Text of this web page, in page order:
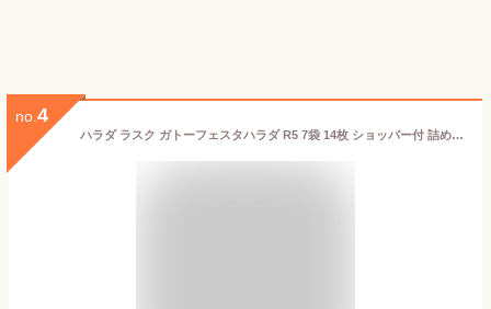
no. 4
ハラダ ラスク ガトーフェスタハラダ R5 7袋 14枚 ショッパー付 詰め合わせ お菓子 個包装 熨斗無料